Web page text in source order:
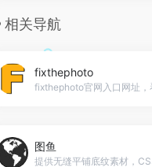
相关导航
fixthephoto
图鱼